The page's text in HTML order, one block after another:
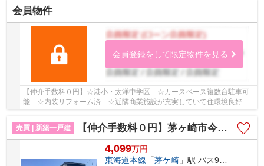
会員物件
会員登録をして限定物件を見る
【仲介手数料０円】☆港小・太洋中学区 ☆カースペース複数台駐車可
能 ☆内装リフォーム済 ☆近隣商業施設が充実していて住環境良好
☆敷地57.74坪のモダン住宅 ☆ソーラパネル付 ☆JR...
売買 | 新築一戸建
【仲介手数料０円】茅ヶ崎市今宿4期 新築一戸建て 全2棟
4,099万円
東海道本線 「茅ケ崎 」駅 バス9分 「今宿」 停歩7分